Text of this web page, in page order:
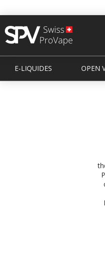
E-LIQUIDES OPEN